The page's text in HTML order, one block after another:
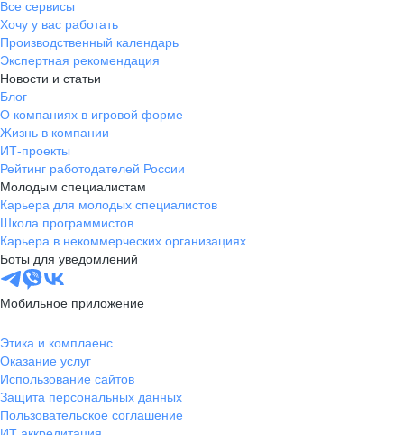
Все сервисы
Хочу у вас работать
Производственный календарь
Экспертная рекомендация
Новости и статьи
Блог
О компаниях в игровой форме
Жизнь в компании
ИТ-проекты
Рейтинг работодателей России
Молодым специалистам
Карьера для молодых специалистов
Школа программистов
Карьера в некоммерческих организациях
Боты для уведомлений
Мобильное приложение
Этика и комплаенс
Оказание услуг
Использование сайтов
Защита персональных данных
Пользовательское соглашение